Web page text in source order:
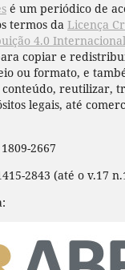
é um periódico de
termos da Licença
4.0 Internacional
copiar e
ou formato, e
conteúdo, reutilizar,
legais, até
2667
2843 (até o v.17